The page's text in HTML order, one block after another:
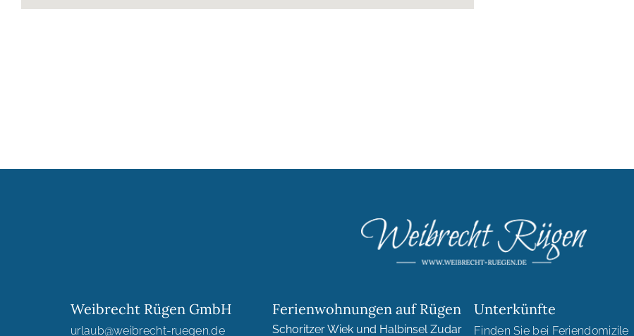
Weibrecht Rügen GmbH
urlaub@weibrecht-ruegen.de
Ferienwohnungen auf Rügen
Schoritzer Wiek und Halbinsel Zudar
Unterkünfte
Finden Sie bei Feriendomizile